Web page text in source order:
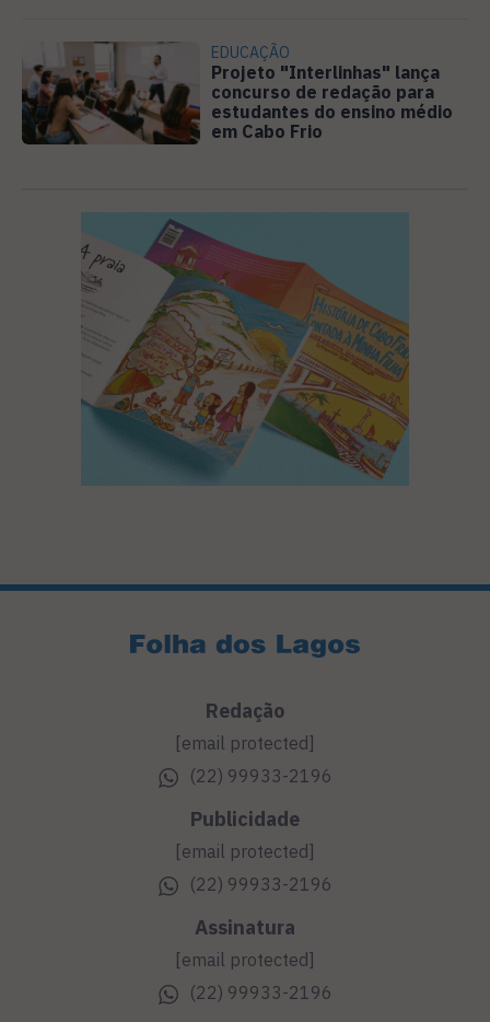
EDUCAÇÃO
Projeto "Interlinhas" lança
concurso de redação para
estudantes do ensino médio
em Cabo Frio
Redação
[email protected]
(22) 99933-2196
Publicidade
[email protected]
(22) 99933-2196
Assinatura
[email protected]
(22) 99933-2196